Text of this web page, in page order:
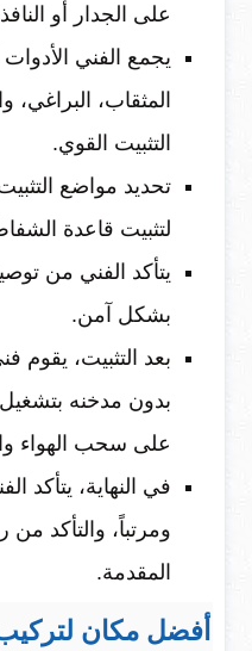
على الجدار أو
يجمع الفني
المثقاب،
التثبيت القوي.
تحديد مواضع
لتثبيت قاعدة
يتأكد الفني من
بشكل آمن.
بعد التثبيت،
بدون مدخنه
على سحب الهواء
في النهاية، يتأكد
ومرتباً، والتأكد
المقدمة.
أفضل مكان